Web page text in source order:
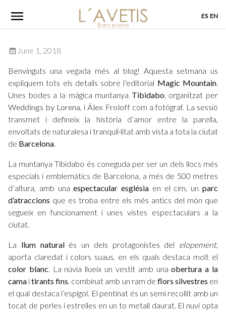
content
ES EN
June 1, 2018
Benvinguts una vegada més al blog! Aquesta setmana us
expliquem tots els detalls sobre l’editorial Magic Mountain.
Unes bodes a la màgica muntanya Tibidabo, organitzat per
Weddings by Lorena, iÁlex Froloffcom a fotògraf. La sessió
transmet i defineix la història d’amor entre la parella,
envoltats de naturalesa i tranquil·litat amb vista a tota la ciutat
de Barcelona.
La muntanya Tibidabo és coneguda per ser un dels llocs més
especials i emblemàtics de Barcelona, a més de 500 metres
d’altura, amb unaespectacular església en el cim, unparc
d’atraccions que es troba entre els més antics del món que
segueix en funcionament i unes vistes espectaculars a la
ciutat.
La llum naturalés un dels protagonistes del elopement,
aporta claredat i colors suaus, en els quals destaca molt el
color blanc. La núvia llueix un vestit amb unaobertura a la
cama itirants fins, combinat amb un ram de flors silvestres en
el qual destaca l’espígol. El pentinat és un semi recollit amb un
tocat de perles i estrelles en un to metall daurat. El nuvi opta